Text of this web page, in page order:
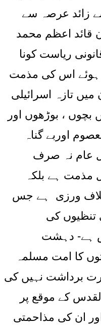
زائد عرصہ سے
قائد اعظم محمد
ریاست کونا
ہوئے اس کی مذمت
تازہ اسرائیلی
بچوں ، بوڑھوں اور
اوربے گناہ
عام نہ صرف
مذمت ہے بلکہ
ورزی ہے جس
تنظیوں کی
ہے- دہشت
کا امت مسلمہ
برداشت نہیں کی
کے موقع پر
ان کی مذاحمتی